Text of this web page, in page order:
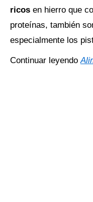
ricos en hierro que
proteínas, también
especialmente los
Continuar leyendo